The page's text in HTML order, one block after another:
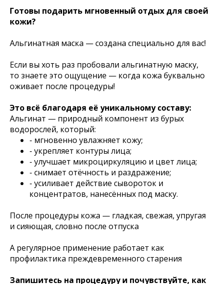
Готовы подарить мгновенный отдых для своей
кожи?
Альгинатная маска — создана специально для вас!
Если вы хоть раз пробовали альгинатную маску,
то знаете это ощущение — когда кожа буквально
оживает после процедуры!
Это всё благодаря её уникальному составу:
Альгинат — природный компонент из бурых
водорослей, который:
- мгновенно увлажняет кожу;
- укрепляет контуры лица;
- улучшает микроциркуляцию и цвет лица;
- снимает отёчность и раздражение;
- усиливает действие сывороток и
концентратов, нанесённых под маску.
После процедуры кожа — гладкая, свежая, упругая
и сияющая, словно после отпуска
А регулярное применение работает как
профилактика преждевременного старения
Запишитесь на процедуру и почувствуйте, как